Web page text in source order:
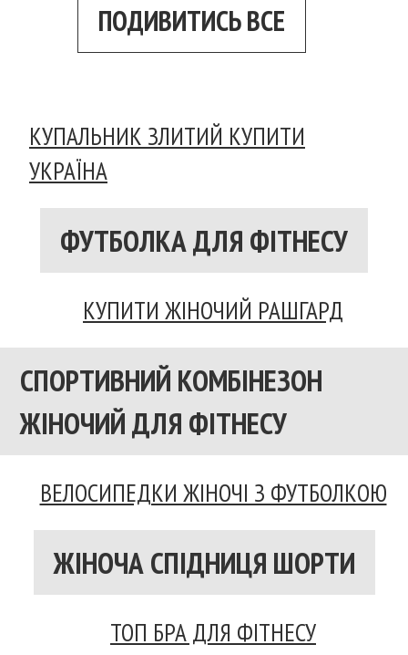
ПОДИВИТИСЬ ВСЕ
КУПАЛЬНИК ЗЛИТИЙ КУПИТИ
УКРАЇНА
ФУТБОЛКА ДЛЯ ФІТНЕСУ
КУПИТИ ЖІНОЧИЙ РАШГАРД
СПОРТИВНИЙ КОМБІНЕЗОН
ЖІНОЧИЙ ДЛЯ ФІТНЕСУ
ВЕЛОСИПЕДКИ ЖІНОЧІ З ФУТБОЛКОЮ
ЖІНОЧА СПІДНИЦЯ ШОРТИ
ТОП БРА ДЛЯ ФІТНЕСУ